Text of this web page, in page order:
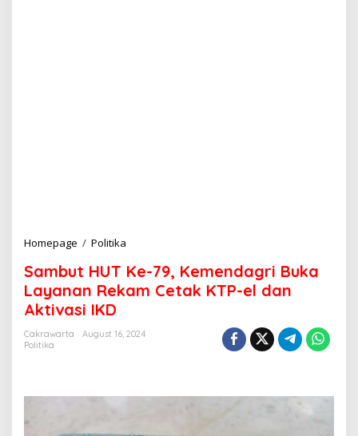
Homepage / Politika
m
b
u
H
-
Sambut HUT Ke-79, Kemendagri Buka
Layanan Rekam Cetak KTP-el dan
Aktivasi IKD
Cakrawarta
August 16, 2024
Politika